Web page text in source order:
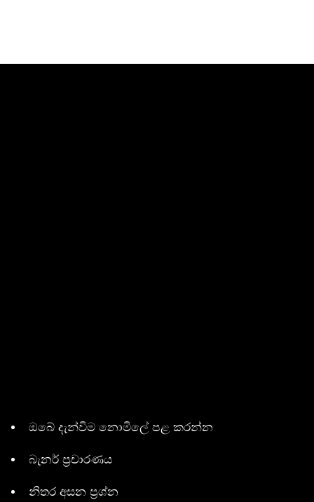
ඔබේ දැන්විම නොමිලේ පළ කරන්න
බැනර් ප්‍රචාරණය
නිතර අසන ප්‍රශ්න